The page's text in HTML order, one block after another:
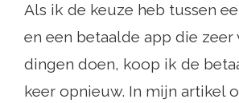
Als ik de keuze heb tussen
en een betaalde app die
dingen doen, koop ik de
keer opnieuw. In mijn artikel